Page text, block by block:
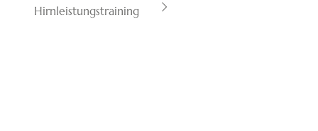
Hirnleistungstraining